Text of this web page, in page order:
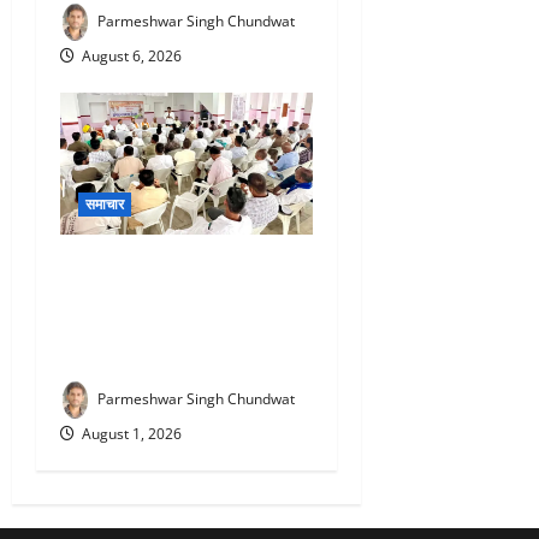
Parmeshwar Singh Chundwat
August 6, 2026
समाचार
Parmeshwar Singh Chundwat
August 1, 2026